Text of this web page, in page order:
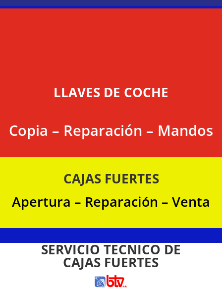
LLAVES DE COCHE
Copia – Reparación – Mandos
CAJAS FUERTES
Apertura – Reparación – Venta
SERVICIO TECNICO DE
CAJAS FUERTES